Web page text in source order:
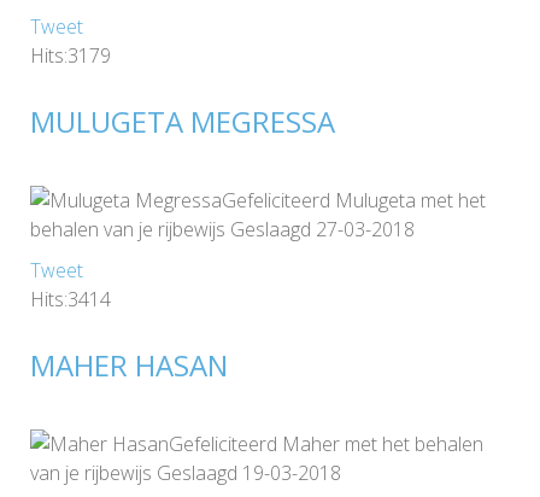
Tweet
Hits:3179
MULUGETA MEGRESSA
Gefeliciteerd Mulugeta met het
behalen van je rijbewijs Geslaagd 27-03-2018
Tweet
Hits:3414
MAHER HASAN
Gefeliciteerd Maher met het behalen
van je rijbewijs Geslaagd 19-03-2018